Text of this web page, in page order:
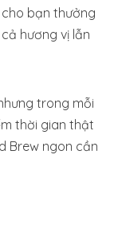
bạn thưởng
hương vị lẫn
trong mỗi
thời gian thật
Brew ngon cần